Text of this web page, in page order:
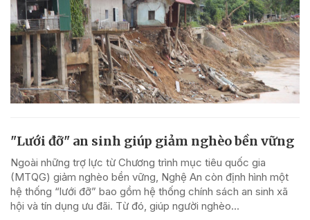
"Lưới đỡ" an sinh giúp giảm nghèo bền vững
Ngoài những trợ lực từ Chương trình mục tiêu quốc gia
(MTQG) giảm nghèo bền vững, Nghệ An còn định hình một
hệ thống “lưới đỡ” bao gồm hệ thống chính sách an sinh xã
hội và tín dụng ưu đãi. Từ đó, giúp người nghèo...